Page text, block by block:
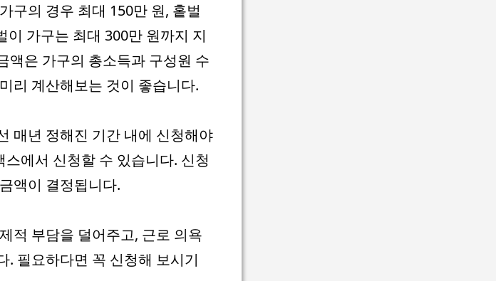
구의 경우 최대 150만 원, 홑벌
이 가구는 최대 300만 원까지 지
액은 가구의 총소득과 구성원 수
리 계산해보는 것이 좋습니다.
매년 정해진 기간 내에 신청해야
에서 신청할 수 있습니다. 신청
액이 결정됩니다.
적 부담을 덜어주고, 근로 의욕
. 필요하다면 꼭 신청해 보시기